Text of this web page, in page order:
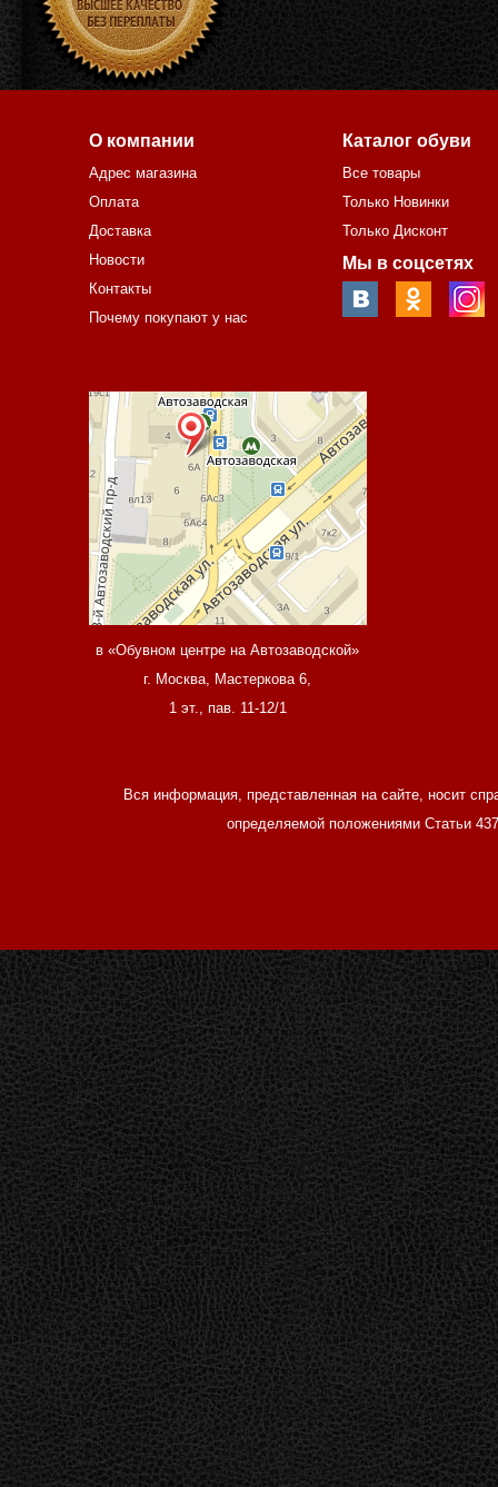
О компании
Адрес магазина
Оплата
Доставка
Новости
Контакты
Почему покупают у нас
Каталог обуви
Все товары
Только Новинки
Только Дисконт
Мы в соцсетях
в «Обувном центре на Автозаводской»
г. Москва, Мастеркова 6,
1 эт., пав. 11-12/1
Вся информация, представленная на сайте, носит
определяемой положениями Статьи